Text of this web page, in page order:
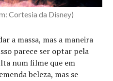
Cortesia da Disney)
a massa, mas a maneira
parece ser optar pela
num filme que em
beleza, mas se